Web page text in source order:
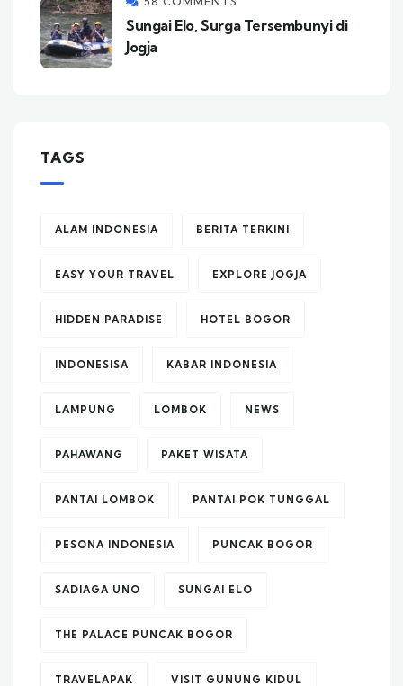
Sungai Elo, Surga Tersembunyi di
Jogja
TAGS
ALAM INDONESIA BERITA TERKINI
EASY YOUR TRAVEL EXPLORE JOGJA
HIDDEN PARADISE HOTEL BOGOR
INDONESISA KABAR INDONESIA
LAMPUNG LOMBOK NEWS
PAHAWANG PAKET WISATA
PANTAI LOMBOK PANTAI POK TUNGGAL
PESONA INDONESIA PUNCAK BOGOR
SADIAGA UNO SUNGAI ELO
THE PALACE PUNCAK BOGOR
TRAVELAPAK VISIT GUNUNG KIDUL